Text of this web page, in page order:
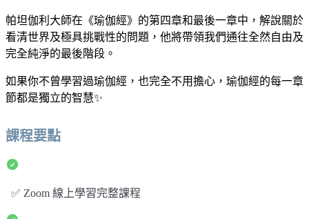
帕坦伽利大師在《瑜伽經》的第四章和最後一章中，解說關於
看清世界及極具挑戰性的問題，他將帶領我們通往全然自由及
完全純淨的最後階段。
如果你不曾學習過瑜伽經，也完全不用擔心，瑜伽經的每一章
節都是獨立的智慧✨
課程要點
✅ Zoom 線上學習完整課程